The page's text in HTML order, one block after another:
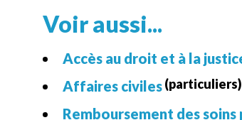
Voir aussi...
Accès au droit et à la
Affaires civiles(particuliers)
Remboursement des